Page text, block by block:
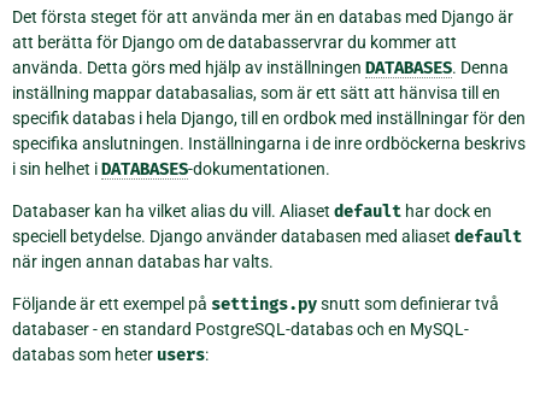
Det första steget för att använda mer än en databas med Django är
att berätta för Django om de databasservrar du kommer att
använda. Detta görs med hjälp av inställningen DATABASES. Denna
inställning mappar databasalias, som är ett sätt att hänvisa till en
specifik databas i hela Django, till en ordbok med inställningar för den
specifika anslutningen. Inställningarna i de inre ordböckerna beskrivs
i sin helhet iDATABASES-dokumentationen.
Databaser kan ha vilket alias du vill. Aliaset default har dock en
speciell betydelse. Django använder databasen med aliaset default
när ingen annan databas har valts.
Följande är ett exempel på settings.pysnutt som definierar två
databaser - en standard PostgreSQL-databas och en MySQL-
databas som heter users: